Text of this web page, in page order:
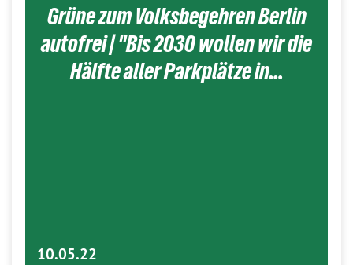
Grüne zum Volksbegehren Berlin
autofrei | "Bis 2030 wollen wir die
Hälfte aller Parkplätze in…
10.05.22